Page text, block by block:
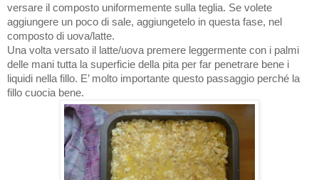
versare il composto uniformemente sulla teglia. Se volete
aggiungere un poco di sale, aggiungetelo in questa fase, nel
composto di uova/latte.
Una volta versato il latte/uova premere leggermente con i palmi
delle mani tutta la superficie della pita per far penetrare bene i
liquidi nella fillo. E’ molto importante questo passaggio perché la
fillo cuocia bene.